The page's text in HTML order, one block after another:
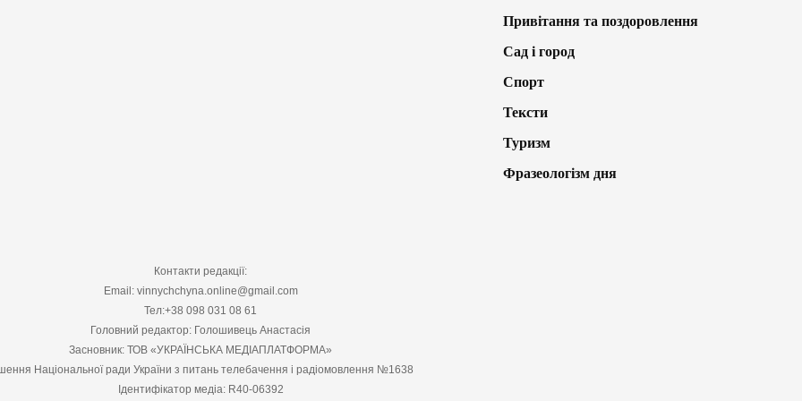
Привітання та поздоровлення
Сад і город
Спорт
Тексти
Туризм
Фразеологізм дня
Контакти редакції:
Email: vinnychchyna.online@gmail.com
Тел:+38 098 031 08 61
Головний редактор: Голошивець Анастасія
Засновник: ТОВ «УКРАЇНСЬКА МЕДІАПЛАТФОРМА»
Національної ради України з питань телебачення і радіомовлення №1638
Ідентифікатор медіа: R40-06392